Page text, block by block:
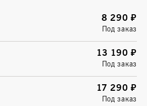
8 290 ₽
Под заказ
13 190 ₽
Под заказ
17 290 ₽
Под заказ